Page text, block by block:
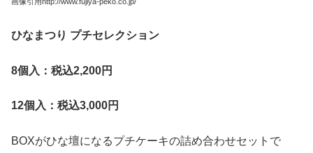
ひなまつり プチセレクション
8個入：税込2,200円
12個入：税込3,000円
BOXがひな壇になるプチケーキの詰め合わせセットで